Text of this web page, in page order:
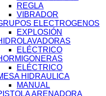
REGLA
VIBRADOR
ELECTROGENOS
EXPLOSIÓN
ELÉCTRICO
ELÉCTRICO
HIDRAULICA
MANUAL
ARENADORA